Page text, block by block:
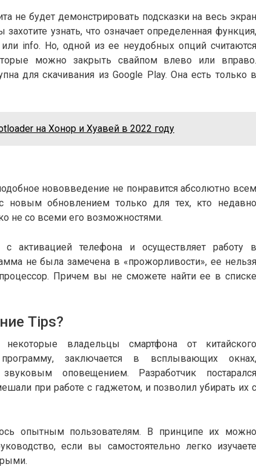
не будет демонстрировать подсказки на весь экран
узнать, что означает определенная функция,
info. Но, одной из ее неудобных опций считаются
можно закрыть свайпом влево или вправо.
для скачивания из Google Play. Она есть только в
на Хонор и Хуавей в 2022 году
нововведение не понравится абсолютно всем
новым обновлением только для тех, кто недавно
не со всеми его возможностями.
с активацией телефона и осуществляет работу в
не была замечена в «прожорливости», ее нельзя
Причем вы не сможете найти ее в списке
Tips?
владельцы смартфона от китайского
заключается в всплывающих окнах,
оповещением. Разработчик постарался
при работе с гаджетом, и позволил убирать их с
опытным пользователям. В принципе их можно
если вы самостоятельно легко изучаете